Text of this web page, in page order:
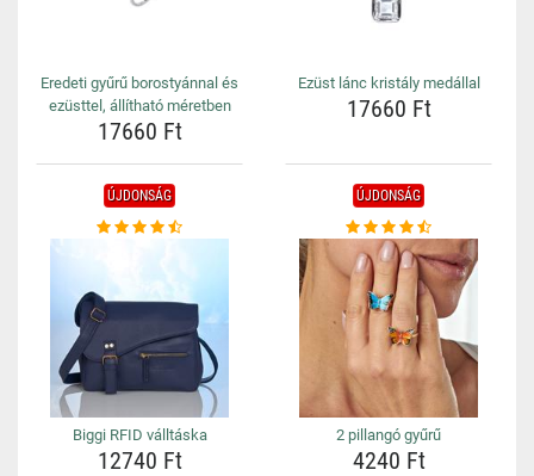
Eredeti gyűrű borostyánnal és
ezüsttel, állítható méretben
17660 Ft
Ezüst lánc kristály medállal
17660 Ft
ÚJDONSÁG
Biggi RFID válltáska
12740 Ft
ÚJDONSÁG
2 pillangó gyűrű
4240 Ft